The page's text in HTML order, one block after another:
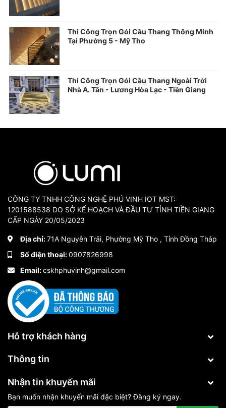
Thi Công Trọn Gói Cầu Thang Thông Minh
Tại Phường 5 - Mỹ Tho
Thi Công Trọn Gói Cầu Thang Ngoài Trời
Nhà A. Tân - Lương Hòa Lạc - Tiền Giang
CÔNG TY TNHH CÔNG NGHỆ PHÚ VINH IOT MST:
1201588538 DO SỞ KẾ HOẠCH VÀ ĐẦU TƯ TỈNH TIỀN GIANG
CẤP NGÀY 20/05/2023
Địa chỉ:71A Nguyễn Trãi, Phường Mỹ Tho , Tỉnh Đồng Tháp
Số điện thoại:0907826998
Email:cskhphuvinh@gmail.com
Hỗ trợ khách hàng
Thông tin
Nhận tin khuyến mãi
Bạn muốn nhận khuyến mãi đặc biệt? Đăng ký ngay.